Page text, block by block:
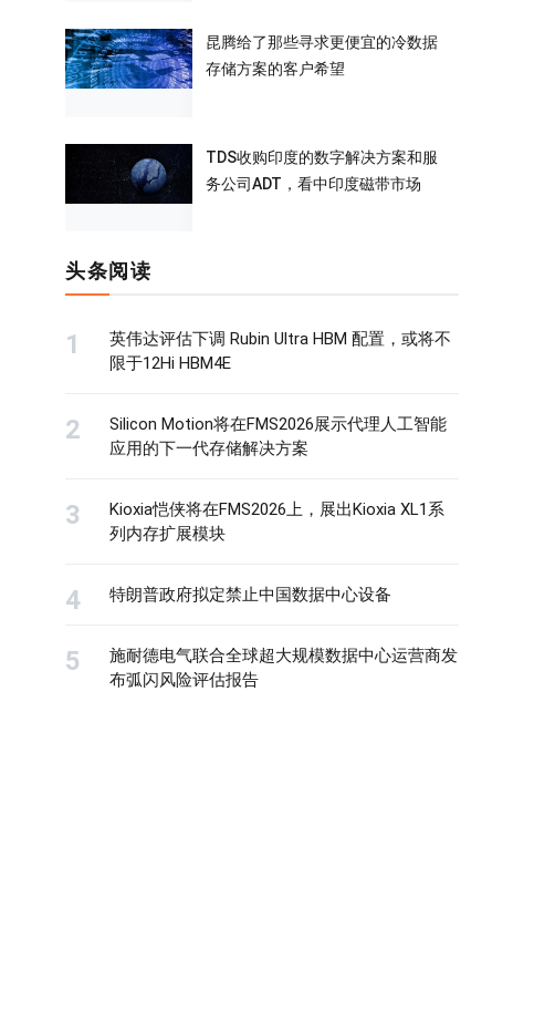
昆腾给了那些寻求更便宜的冷数据
存储方案的客户希望
TDS收购印度的数字解决方案和服
务公司ADT，看中印度磁带市场
头条阅读
英伟达评估下调 Rubin Ultra HBM 配置，或将不
限于12Hi HBM4E
Silicon Motion将在FMS2026展示代理人工智能
应用的下一代存储解决方案
Kioxia恺侠将在FMS2026上，展出Kioxia XL1系
列内存扩展模块
特朗普政府拟定禁止中国数据中心设备
施耐德电气联合全球超大规模数据中心运营商发
布弧闪风险评估报告